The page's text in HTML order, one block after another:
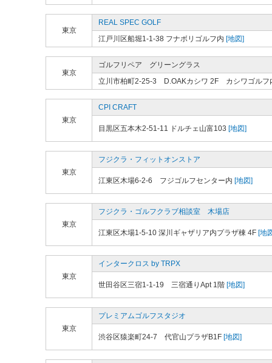
東京
REAL SPEC GOLF
江戸川区船堀1-1-38 フナボリゴルフ内 [地図]
東京
ゴルフリペア グリーングラス
立川市柏町2-25-3 D.OAKカシワ 2F カシワゴルフ
東京
CPI CRAFT
目黒区五本木2-51-11 ドルチェ山富103 [地図]
東京
フジクラ・フィットオンストア
江東区木場6-2-6 フジゴルフセンター内 [地図]
東京
フジクラ・ゴルフクラブ相談室 木場店
江東区木場1-5-10 深川ギャザリア内プラザ棟 4F [地
東京
インタークロス by TRPX
世田谷区三宿1-1-19 三宿通りApt 1階 [地図]
東京
プレミアムゴルフスタジオ
渋谷区猿楽町24-7 代官山プラザB1F [地図]